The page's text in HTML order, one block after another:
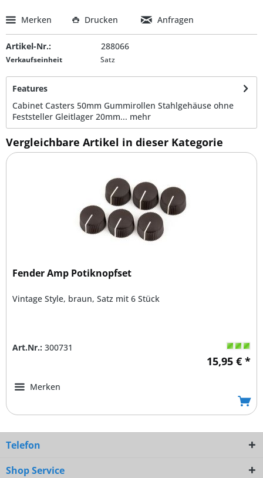
Merken Drucken Anfragen
Artikel-Nr.: 288066
Verkaufseinheit Satz
Features
Cabinet Casters 50mm Gummirollen Stahlgehäuse ohne
Feststeller Gleitlager 20mm... mehr
Vergleichbare Artikel in dieser Kategorie
Fender Amp Potiknopfset
Vintage Style, braun, Satz mit 6 Stück
Art.Nr.: 300731
15,95 € *
Merken
Telefon
Shop Service